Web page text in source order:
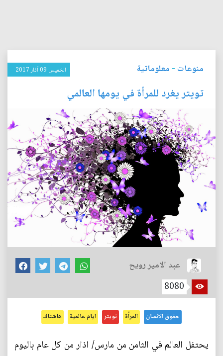
منوعات - معلوماتية الخميس 09 آذار 2017
تويتر يغرد للمرأة في يومها العالمي
عبد الامير رويح
8080
حقوق الانسان المرأة تويتر ايام عالمية هاشتاك
يحتفل العالم في الثامن من مارس/ اذار من كل عام باليوم